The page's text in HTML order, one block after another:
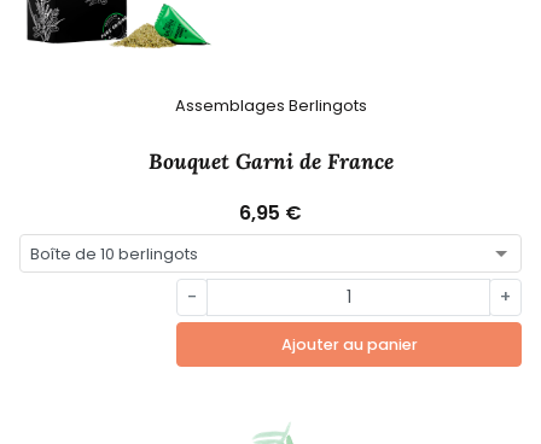
Assemblages Berlingots
Bouquet Garni de France
6,95 €
- +
Ajouter au panier